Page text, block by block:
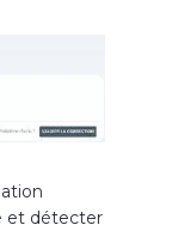
et détecter